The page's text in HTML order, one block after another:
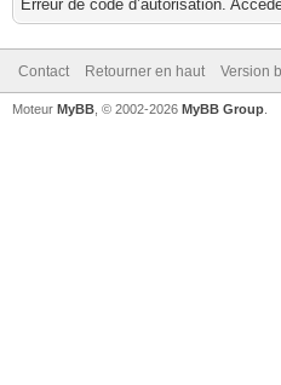
Erreur de code d’autorisation.
Contact Retourner en haut Version
Moteur MyBB , © 2002-2026 MyBB Group